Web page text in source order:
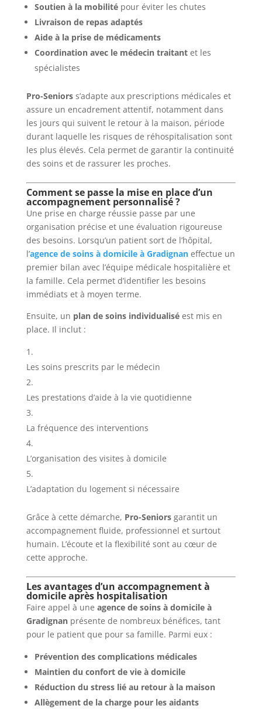
Soutien à la mobilitépour éviter les chutes
Livraison de repas adaptés
Aide à la prise de médicaments
Coordination avec le médecin traitantet les
spécialistes
Pro-Seniorss’adapte aux prescriptions médicales et
assure un encadrement attentif, notamment dans
les jours qui suivent le retour à la maison, période
durant laquelle les risques de réhospitalisation sont
les plus élevés. Cela permet de garantir la continuité
des soins et de rassurer les proches.
Comment se passe la mise en place d’un
accompagnement personnalisé ?
Une prise en charge réussie passe par une
organisation précise et une évaluation rigoureuse
des besoins. Lorsqu’un patient sort de l’hôpital,
l’agence de soins à domicile à Gradignan effectue un
premier bilan avec l’équipe médicale hospitalière et
la famille. Cela permet d’identifier les besoins
immédiats et à moyen terme.
Ensuite, un plan de soins individualiséest mis en
place. Il inclut :
Les soins prescrits par le médecin
Les prestations d’aide à la vie quotidienne
La fréquence des interventions
L’organisation des visites à domicile
L’adaptation du logement si nécessaire
Grâce à cette démarche, Pro-Seniorsgarantit un
accompagnement fluide, professionnel et surtout
humain. L’écoute et la flexibilité sont au cœur de
cette approche.
Les avantages d’un accompagnement à
domicile après hospitalisation
Faire appel à une agence de soins à domicile à
Gradignanprésente de nombreux bénéfices, tant
pour le patient que pour sa famille. Parmi eux :
Prévention des complications médicales
Maintien du confort de vie à domicile
Réduction du stress lié au retour à la maison
Allègement de la charge pour les aidants